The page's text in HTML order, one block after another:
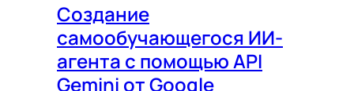
Создание
самообучающегося ИИ-
агента с помощью API
Gemini от Google